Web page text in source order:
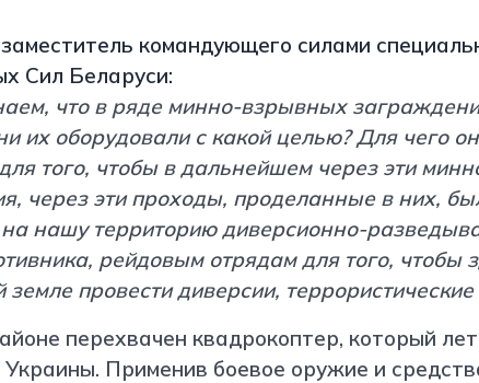
аместитель командующего силами с
Сил Беларуси:
что в ряде минно-взрывных
их оборудовали с какой целью? Для чего
того, чтобы в дальнейшем через эти
через эти проходы, проделанные в них,
на нашу территорию диверсионно-
рейдовым отрядам для того, чтобы
земле провести диверсии,
перехвачен квадрокоптер, который
Применив боевое оружие и